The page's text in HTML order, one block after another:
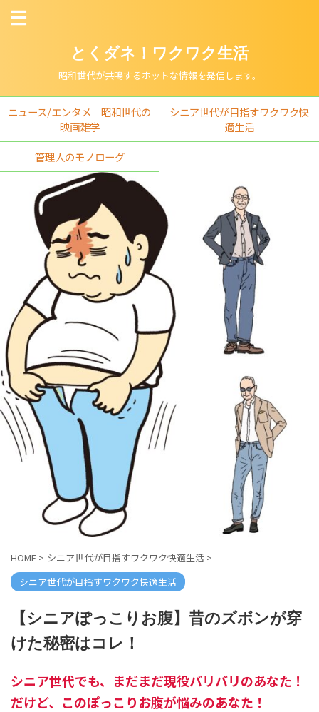
とくダネ！ワクワク生活
昭和世代が共鳴するホットな情報を発信します。
ニュース/エンタメ 昭和世代の
映画雑学
シニア世代が目指すワクワク快
適生活
管理人のモノローグ
HOME > シニア世代が目指すワクワク快適生活 >
シニア世代が目指すワクワク快適生活
【シニアぽっこりお腹】昔のズボンが穿
けた秘密はコレ！
シニア世代でも、まだまだ現役バリバリのあなた！
だけど、このぽっこりお腹が悩みのあなた！